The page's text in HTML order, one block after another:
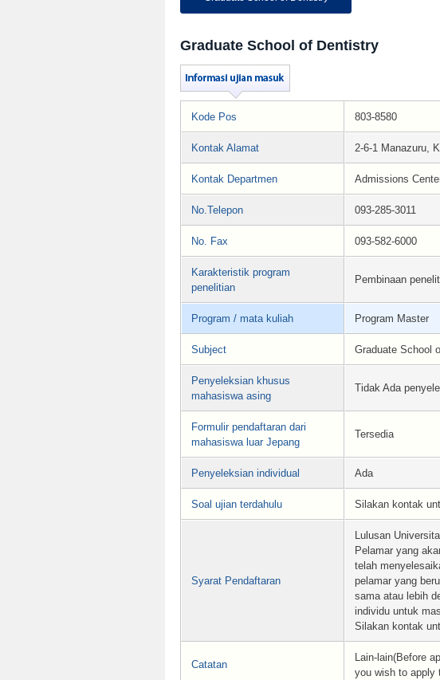
Graduate School of Dentistry
Kode Pos 803-8580
Kontak Alamat 2-6-1 Manazuru,
Kontak Departmen Admissions
No.Telepon 093-285-3011
No. Fax 093-582-6000
Karakteristik program
penelitian
Pembinaan
Program / mata kuliah Program Master
Subject Graduate School
Penyeleksian khusus
mahasiswa asing
Tidak Ada
Formulir pendaftaran dari
mahasiswa luar Jepang
Tersedia
Penyeleksian individual Ada
Soal ujian terdahulu Silakan kontak
Syarat Pendaftaran
Lulusan
Pelamar yang
telah
pelamar yang
sama atau lebih
individu untuk
Silakan kontak
Catatan
Lain-lain(Before
you wish to apply